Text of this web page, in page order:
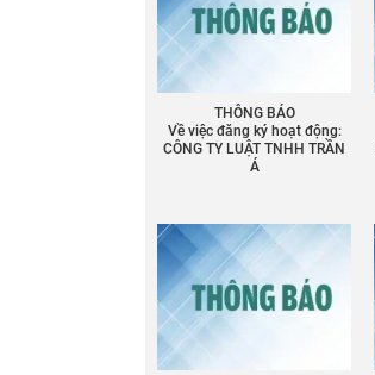
THÔNG BÁO
Về việc đăng ký hoạt động:
CÔNG TY LUẬT TNHH TRẦN
Á